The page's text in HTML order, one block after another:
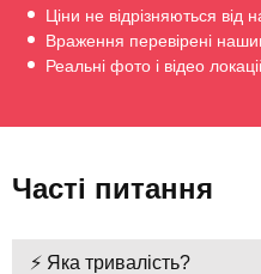
Ціни не відрізняються від
Враження перевірені
Реальні фото і відео
Часті питання
⚡ Яка тривалість?